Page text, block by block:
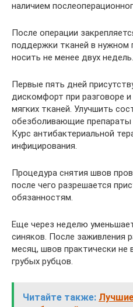
наличием
После операции
поддержки тканей в нужном
носить не менее двух недель.
Первые пять дней
дискомфорт при разговоре
мягких тканей. Улучшить
обезболивающие препараты
Курс антибактериальной
инфицирования.
Процедура снятия швов
после чего разрешается
обязанностям.
Еще через неделю
синяков. После заживления
месяц, швов практически не
грубых рубцов.
Читайте также: